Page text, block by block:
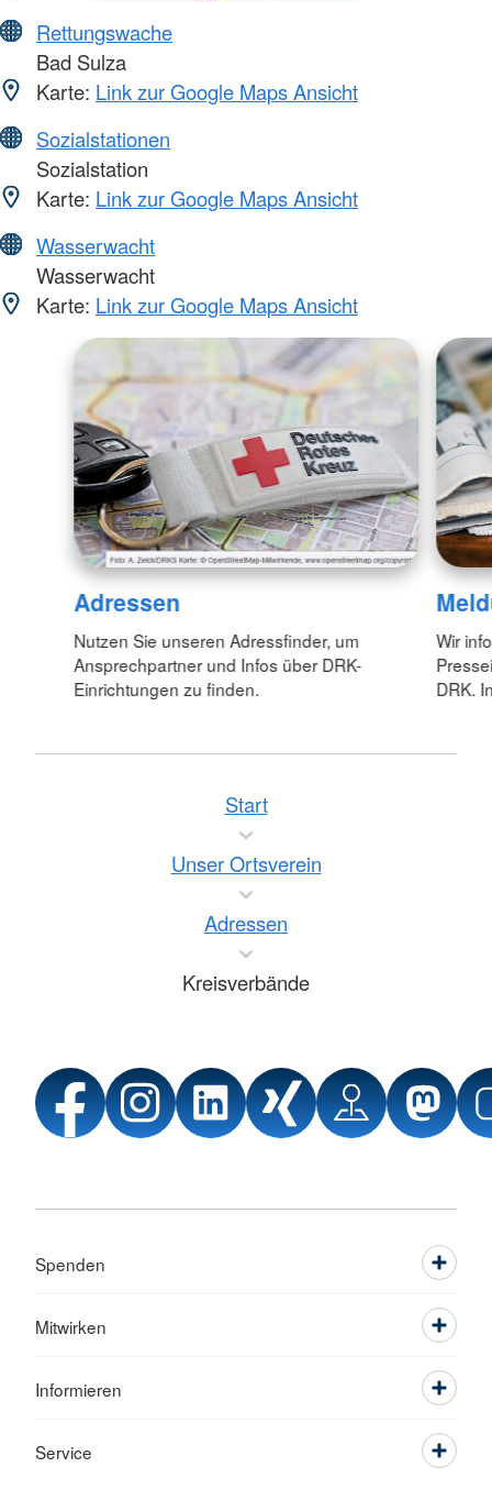
Rettungswache
Bad Sulza
Karte: Link zur Google Maps Ansicht
Sozialstationen
Sozialstation
Karte: Link zur Google Maps Ansicht
Wasserwacht
Wasserwacht
Karte: Link zur Google Maps Ansicht
Adressen
Nutzen Sie unseren Adressfinder, um
Ansprechpartner und Infos über DRK-
Einrichtungen zu finden.
Wir
DRK.
Start
Unser Ortsverein
Adressen
Kreisverbände
Spenden
Mitwirken
Informieren
Service